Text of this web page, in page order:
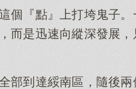
個『點』上打垮鬼子
而是迅速向縱深發展
部到達綏南區，隨後